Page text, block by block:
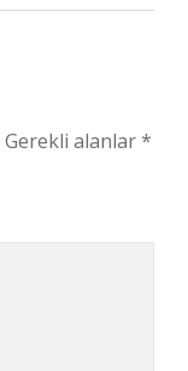
Gerekli alanlar*